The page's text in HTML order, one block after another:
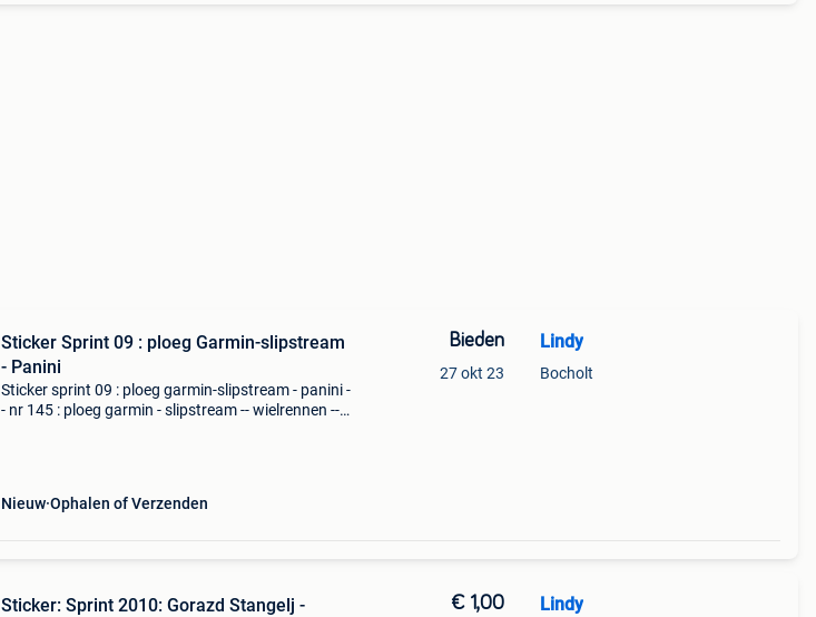
Sticker Sprint 09 : ploeg Garmin-slipstream
- Panini
Sticker sprint 09 : ploeg garmin-slipstream - panini -
- nr 145 : ploeg garmin - slipstream -- wielrennen --
Nieuw Ophalen of Verzenden
Bieden
27 okt 23
Lindy
Bocholt
Sticker: Sprint 2010: Gorazd Stangelj -
€ 1,00 Lindy